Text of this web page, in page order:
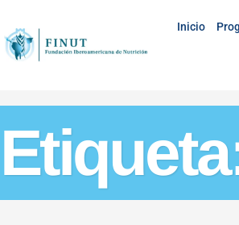
Inicio